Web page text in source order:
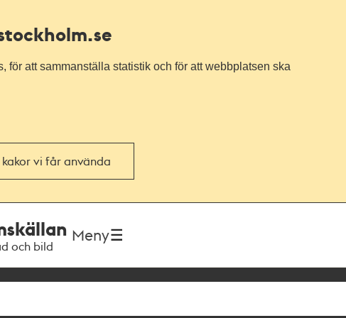
för att sammanställa statistik och för att webbplatsen ska
vi får använda
och bild
Meny